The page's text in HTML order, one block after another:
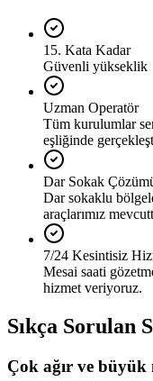
15. Kata Kadar
Güvenli yükseklik
Uzman Operatör
Tüm kurulumlar
eşliğinde
Dar Sokak
Dar sokaklu
araçlarımız
7/24 Kesintisiz
Mesai saati
hizmet veriyoruz.
Sıkça Sorulan
Çok ağır ve büyük